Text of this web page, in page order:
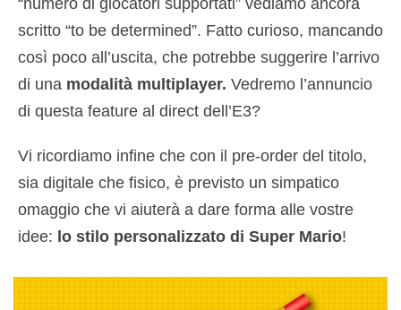
“numero di giocatori supportati” vediamo ancora
scritto “to be determined”. Fatto curioso, mancando
così poco all’uscita, che potrebbe suggerire l’arrivo
di una modalità multiplayer. Vedremo l’annuncio
di questa feature al direct dell’E3?
Vi ricordiamo infine che con il pre-order del titolo,
sia digitale che fisico, è previsto un simpatico
omaggio che vi aiuterà a dare forma alle vostre
idee: lo stilo personalizzato di Super Mario!